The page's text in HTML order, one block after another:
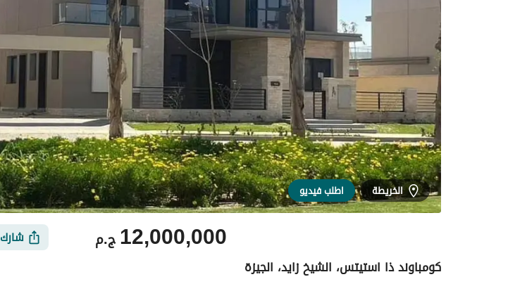
الخريطة اطلب فيديو
ج.م12,000,000 شارك
كومباوند ذا استيتس، الشيخ زايد، الجيزة